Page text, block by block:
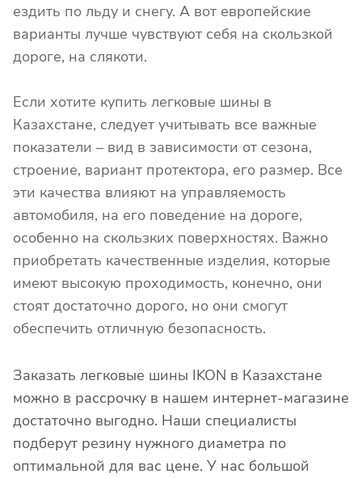
ездить по льду и снегу. А вот европейские
варианты лучше чувствуют себя на скользкой
дороге, на слякоти.
Если хотите купить легковые шины в
Казахстане, следует учитывать все важные
показатели – вид в зависимости от сезона,
строение, вариант протектора, его размер. Все
эти качества влияют на управляемость
автомобиля, на его поведение на дороге,
особенно на скользких поверхностях. Важно
приобретать качественные изделия, которые
имеют высокую проходимость, конечно, они
стоят достаточно дорого, но они смогут
обеспечить отличную безопасность.
Заказать легковые шины IKON в Казахстане
можно в рассрочку в нашем интернет-магазине
достаточно выгодно. Наши специалисты
подберут резину нужного диаметра по
оптимальной для вас цене. У нас большой